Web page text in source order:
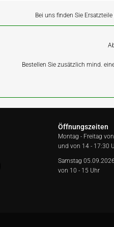
Bei uns finden Sie
Bestellen Sie zusätzlich mind.
Öffnungszeiten
Montag - Freitag von
und von 14 - 17:30
Samstag 05.09.2026
von 10 - 15 Uhr